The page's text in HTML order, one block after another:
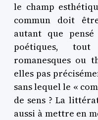
le champ
commun doit
autant que
poétiques,
romanesques ou
elles pas
sans lequel le «
de sens ? La
aussi à mettre en